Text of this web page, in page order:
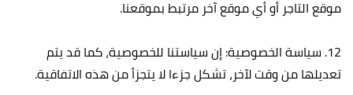
موقع التاجر أو أي موقع آخر مرتبط بموقعنا.
12. سياسة الخصوصية: إن سياستنا للخصوصية، كما قد يتم
تعديلها من وقت لآخر، تشكل جزءا لا يتجزأ من هذه الاتفاقية.